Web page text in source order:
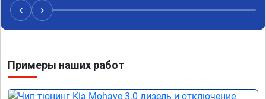
12-12.5. Коробка перестала подпинывать при
наборе скорости. Педаль газа более
отзывчевее. В целом, я очень доволен.!
‹ ›
Примеры наших работ